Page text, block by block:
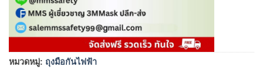
หมวดหมู่: ถุงมือกันไฟฟ้า